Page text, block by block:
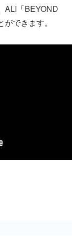
ALI「BEYOND
できます。